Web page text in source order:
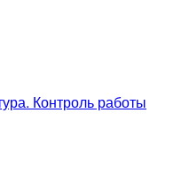
Контроль работы